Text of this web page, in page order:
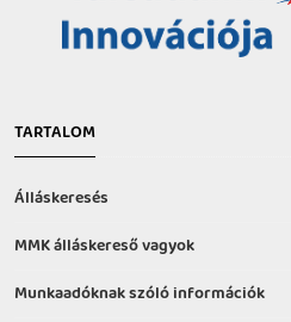
TARTALOM
Álláskeresés
MMK álláskereső vagyok
Munkaadóknak szóló információk